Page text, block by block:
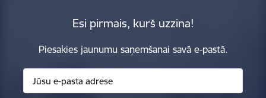
Esi pirmais, kurš uzzina!
Piesakies jaunumu saņemšanai savā e-pastā.